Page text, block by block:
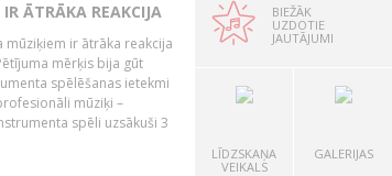
ĀTRĀKA REAKCIJA
ir ātrāka reakcija
mērķis bija gūt
spēlēšanas ietekmi
mūziķi –
spēli uzsākuši 3
BIEŽĀK
UZDOTIE
JAUTĀJUMI
LĪDZSKAŅA
VEIKALS
GALERIJAS